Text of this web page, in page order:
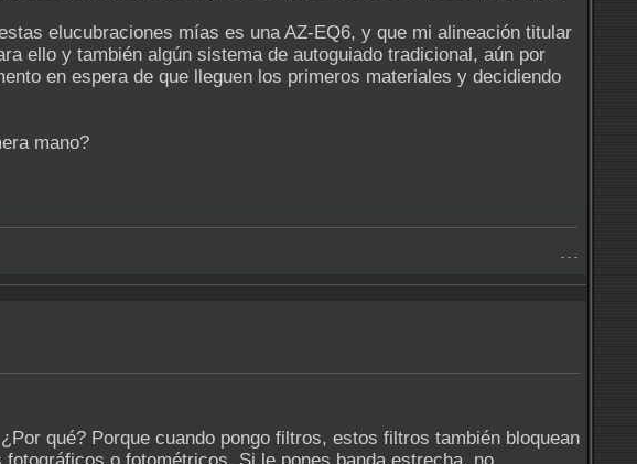
elucubraciones mías es una AZ-EQ6, y que mi alineación titular
ello y también algún sistema de autoguiado tradicional, aún por
en espera de que lleguen los primeros materiales y decidiendo
mano?
- - -
qué? Porque cuando pongo filtros, estos filtros también bloquean